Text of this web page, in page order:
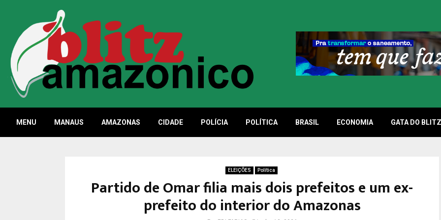
MENU MANAUS AMAZONAS CIDADE POLÍCIA POLÍTICA BRASIL ECONOMIA GATA DO BLITZ
ELEIÇÕES Política
Partido de Omar filia mais dois prefeitos e um ex-
prefeito do interior do Amazonas